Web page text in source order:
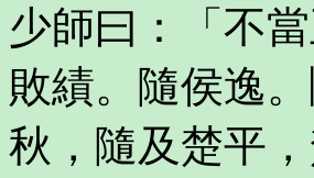
少師曰：「不
敗績。隨侯逸
秋，隨及楚平